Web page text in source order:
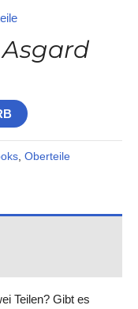
, Oberteile
Teilen? Gibt es